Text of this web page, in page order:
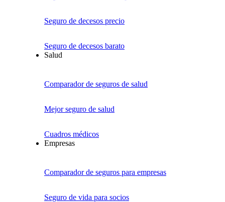
Seguro de decesos precio
Seguro de decesos barato
Salud
Comparador de seguros de salud
Mejor seguro de salud
Cuadros médicos
Empresas
Comparador de seguros para empresas
Seguro de vida para socios